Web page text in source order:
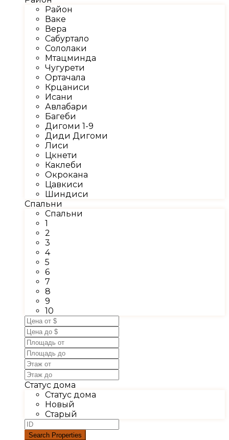
Район
Ваке
Вера
Сабуртало
Сололаки
Мтацминда
Чугурети
Ортачала
Крцаниси
Исани
Авлабари
Багеби
Дигоми 1-9
Диди Дигоми
Лиси
Цкнети
Каклеби
Окрокана
Цавкиси
Шиндиси
Спальни
Спальни
1
2
3
4
5
6
7
8
9
10
Статус дома
Статус дома
Новый
Старый